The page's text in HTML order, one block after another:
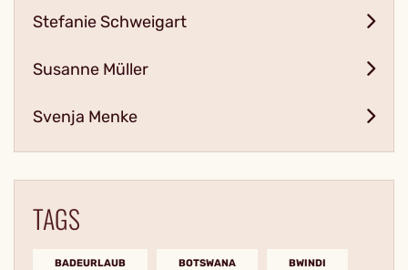
Stefanie Schweigart
Susanne Müller
Svenja Menke
TAGS
BADEURLAUB BOTSWANA BWINDI